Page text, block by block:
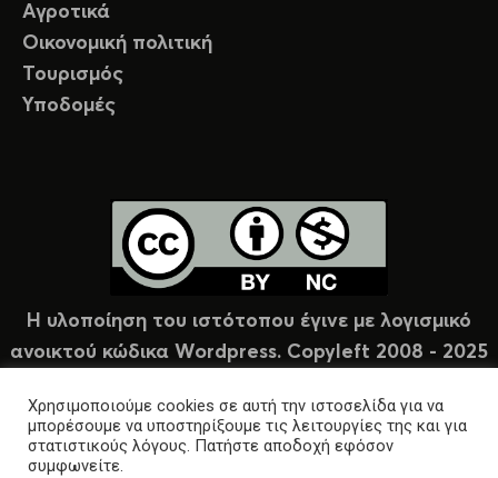
Αγροτικά
Οικονομική πολιτική
Τουρισμός
Υποδομές
Η υλοποίηση του ιστότοπου έγινε με λογισμικό
ανοικτού κώδικα Wordpress. Copyleft 2008 - 2025
Χρησιμοποιούμε cookies σε αυτή την ιστοσελίδα για να
μπορέσουμε να υποστηρίξουμε τις λειτουργίες της και για
στατιστικούς λόγους. Πατήστε αποδοχή εφόσον
συμφωνείτε.